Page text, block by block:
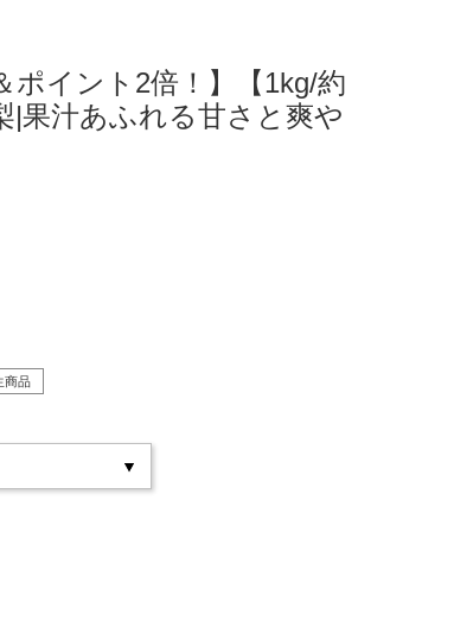
ポイント2倍！】【1kg/約
|果汁あふれる甘さと爽や
商品